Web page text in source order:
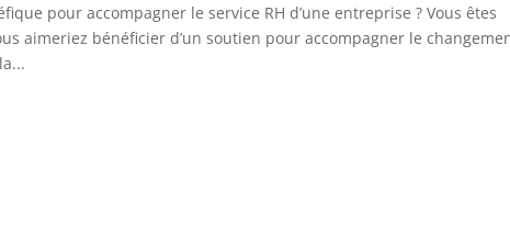
pour accompagner le service RH d’une entreprise ? Vous êtes
aimeriez bénéficier d’un soutien pour accompagner le